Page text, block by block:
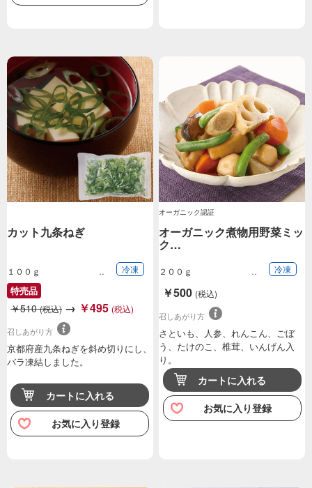
カット九条ねぎ
１００ｇ 冷凍
特売品
￥510(税込) → ￥495 (税込)
召しあがり方
京都府産九条ねぎを斜め切りにし、
バラ凍結しました。
カートに入れる
お気に入り登録
オーガニック認証
オーガニック煮物用野菜ミッ
ク…
２００ｇ 冷凍
￥500 (税込)
召しあがり方
さといも、人参、れんこん、ごぼ
う、たけのこ、椎茸、いんげん入
り。
カートに入れる
お気に入り登録